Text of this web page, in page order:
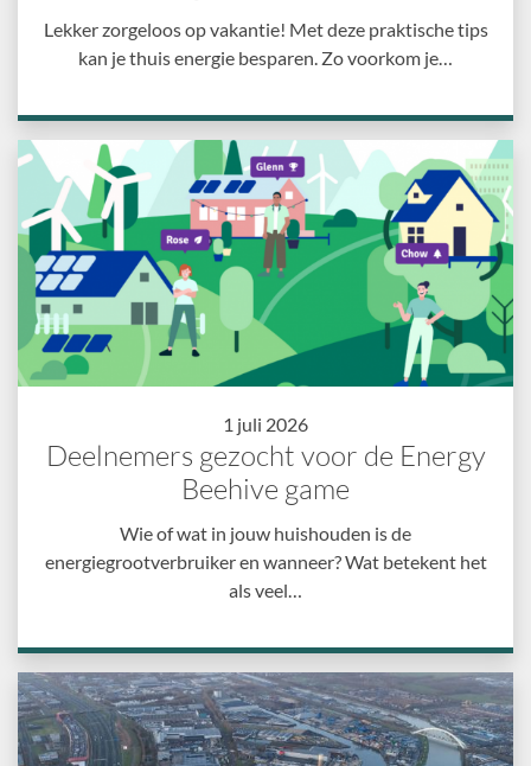
Lekker zorgeloos op vakantie! Met deze praktische tips
kan je thuis energie besparen. Zo voorkom je…
1 juli 2026
Deelnemers gezocht voor de Energy
Beehive game
Wie of wat in jouw huishouden is de
energiegrootverbruiker en wanneer? Wat betekent het
als veel…